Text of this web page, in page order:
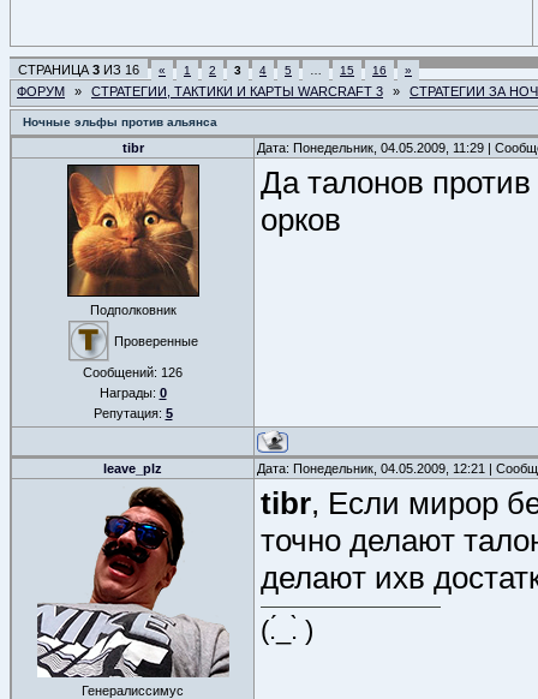
СТРАНИЦА 3 ИЗ 16 « 1 2 3 4 5 15 16 »
ФОРУМ » СТРАТЕГИИ, ТАКТИКИ И КАРТЫ WARCRAFT 3 » СТРАТЕГИИ ЗА
Ночные эльфы против альянса
tibr Дата: Понедельник, 04.05.2009, 11:29 |
Подполковник
Проверенные
Сообщений: 126
Награды: 0
Репутация: 5
Да талонов
орков
leave_plz Дата: Понедельник, 04.05.2009, 12:21 |
Генералиссимус
tibr, Если мирор
точно делают
делают ихв
(.́_.̀ )